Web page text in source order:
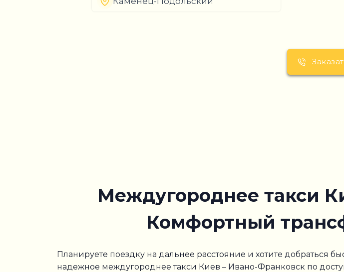
Междугороднее такси
Комфортный
Планируете поездку на дальнее расстояние и хотите добраться
надежное междугороднее такси Киев – Ивано-Франковск по